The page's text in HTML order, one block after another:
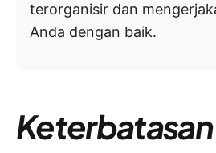
terorganisir dan
Anda dengan baik.
Keterbatasan